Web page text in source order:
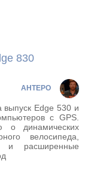
830
AHTEPO
выпуск Edge 530 и
с GPS.
о динамических
велосипеда,
и расширенные